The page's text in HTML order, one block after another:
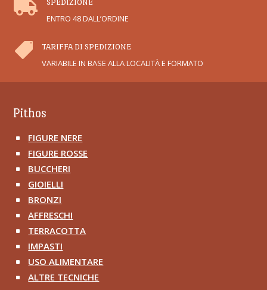
 SPEDIZIONE
ENTRO 48 DALL’ORDINE
 TARIFFA DI SPEDIZIONE
VARIABILE IN BASE ALLA LOCALITÀ E FORMATO
Pithos
^ FIGURE NERE
^ FIGURE ROSSE
^ BUCCHERI
^ GIOIELLI
^ BRONZI
^ AFFRESCHI
^ TERRACOTTA
^ IMPASTI
^ USO ALIMENTARE
^ ALTRE TECNICHE